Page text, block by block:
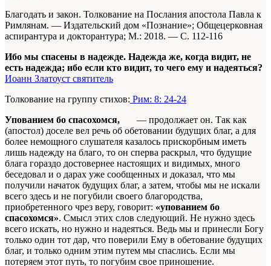
Благодать и закон. Толкование на Послания апостола Павла к
Римлянам. — Издательский дом «Познание»; Общецерковная
аспирантура и докторантура; М.: 2018. — С. 112-116
Ибо мы спасены в надежде. Надежда же, когда видит, не
есть надежда; ибо если кто видит, то чего ему и надеяться?
Иоанн Златоуст святитель
Толкование на группу стихов: Рим: 8: 24-24
Упованием бо спасохомся, — продолжает он. Так как
(апостол) доселе вел речь об обетовании будущих благ, а для
более немощного слушателя казалось прискорбным иметь
лишь надежду на благо, то он сперва раскрыл, что будущие
блага гораздо достовернее настоящих и видимых, много
беседовал и о дарах уже сообщенных и доказал, что мы
получили начаток будущих благ, а затем, чтобы мы не искали
всего здесь и не погубили своего благородства,
приобретенного чрез веру, говорит: «упованием бо
спасохомся». Смысл этих слов следующий. Не нужно здесь
всего искать, но нужно и надеяться. Ведь мы и принесли Богу
только один тот дар, что поверили Ему в обетование будущих
благ, и только одним этим путем мы спаслись. Если мы
потеряем этот путь, то погубим свое приношение.